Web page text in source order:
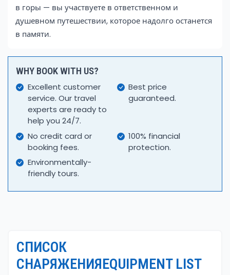
в горы — вы участвуете в ответственном и
душевном путешествии, которое надолго останется
в памяти.
WHY BOOK WITH US?
Excellent customer
service. Our travel
experts are ready to
help you 24/7.
Best price
guaranteed.
No credit card or
booking fees.
100% financial
protection.
Environmentally-
friendly tours.
СПИСОК
СНАРЯЖЕНИЯEQUIPMENT LIST